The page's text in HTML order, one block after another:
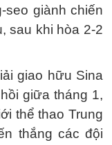
seo giành chiến
sau khi hòa 2-2
giao hữu Sina
giữa tháng 1,
thể thao Trung
thắng các đội